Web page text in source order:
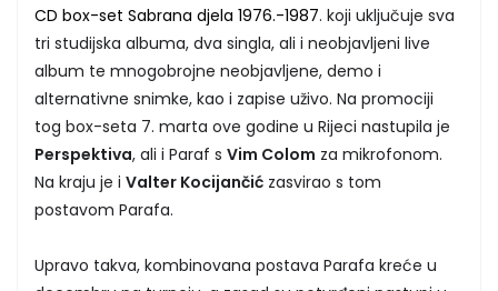
CD box-set Sabrana djela 1976.-1987. koji uključuje sva
tri studijska albuma, dva singla, ali i neobjavljeni live
album te mnogobrojne neobjavljene, demo i
alternativne snimke, kao i zapise uživo. Na promociji
tog box-seta 7. marta ove godine u Rijeci nastupila je
Perspektiva, ali i Paraf s Vim Colom za mikrofonom.
Na kraju je i Valter Kocijančić zasvirao s tom
postavom Parafa.
Upravo takva, kombinovana postava Parafa kreće u